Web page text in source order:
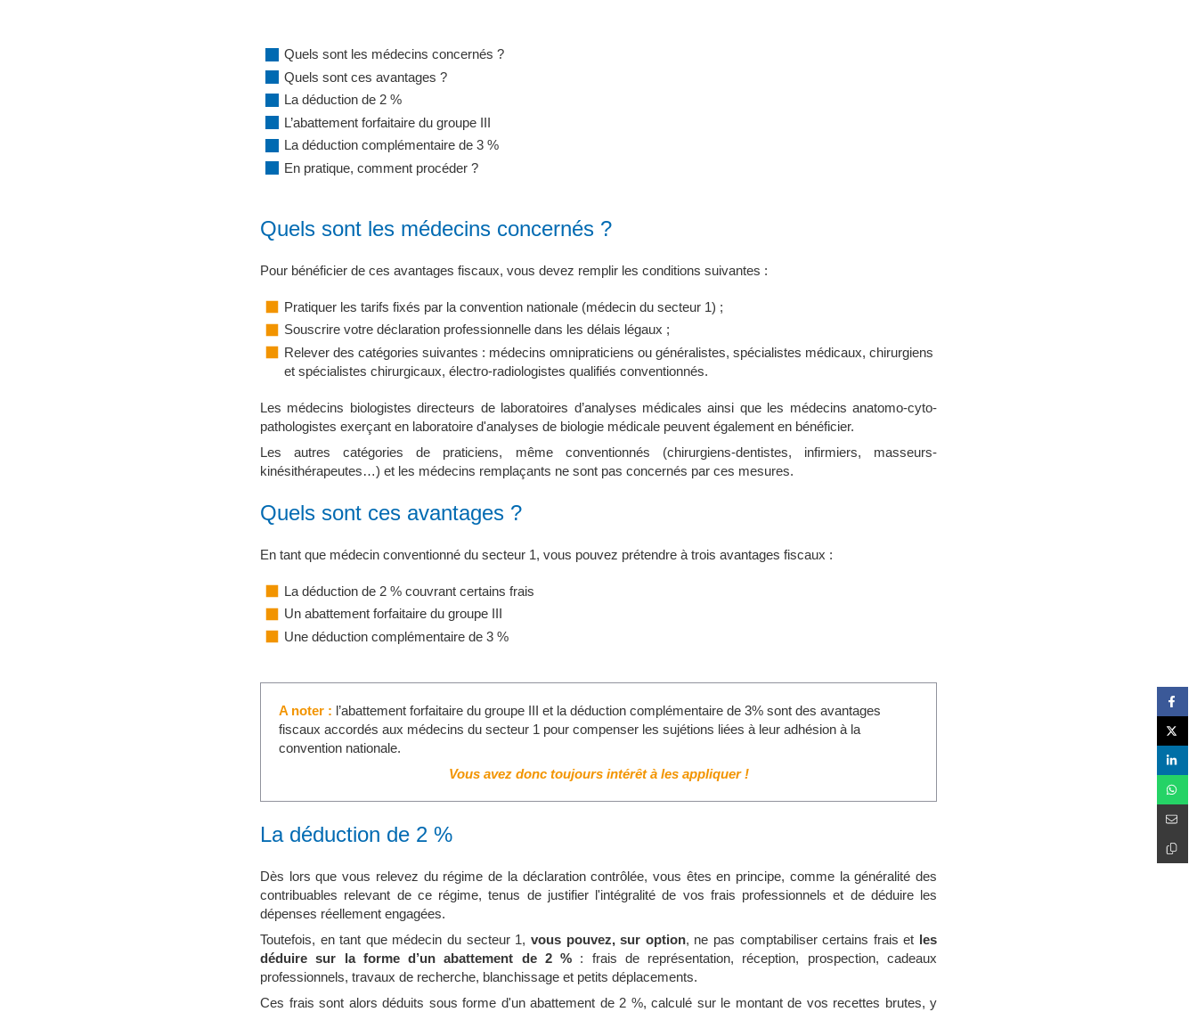
Quels sont les médecins concernés ?
Quels sont ces avantages ?
La déduction de 2 %
L’abattement forfaitaire du groupe III
La déduction complémentaire de 3 %
En pratique, comment procéder ?
Quels sont les médecins concernés ?
Pour bénéficier de ces avantages fiscaux, vous devez remplir les conditions suivantes :
Pratiquer les tarifs fixés par la convention nationale (médecin du secteur 1) ;
Souscrire votre déclaration professionnelle dans les délais légaux ;
Relever des catégories suivantes : médecins omnipraticiens ou généralistes, spécialistes médicaux, chirurgiens
et spécialistes chirurgicaux, électro-radiologistes qualifiés conventionnés.
Les médecins biologistes directeurs de laboratoires d’analyses médicales ainsi que les médecins anatomo-cyto-
pathologistes exerçant en laboratoire d'analyses de biologie médicale peuvent également en bénéficier.
Les autres catégories de praticiens, même conventionnés (chirurgiens-dentistes, infirmiers, masseurs-
kinésithérapeutes…) et les médecins remplaçants ne sont pas concernés par ces mesures.
Quels sont ces avantages ?
En tant que médecin conventionné du secteur 1, vous pouvez prétendre à trois avantages fiscaux :
La déduction de 2 % couvrant certains frais
Un abattement forfaitaire du groupe III
Une déduction complémentaire de 3 %
A noter : l’abattement forfaitaire du groupe III et la déduction complémentaire de 3% sont des avantages
fiscaux accordés aux médecins du secteur 1 pour compenser les sujétions liées à leur adhésion à la
convention nationale.
Vous avez donc toujours intérêt à les appliquer !
La déduction de 2 %
Dès lors que vous relevez du régime de la déclaration contrôlée, vous êtes en principe, comme la généralité des
contribuables relevant de ce régime, tenus de justifier l'intégralité de vos frais professionnels et de déduire les
dépenses réellement engagées.
Toutefois, en tant que médecin du secteur 1, vous pouvez, sur option, ne pas comptabiliser certains frais et les
déduire sur la forme d’un abattement de 2 % : frais de représentation, réception, prospection, cadeaux
professionnels, travaux de recherche, blanchissage et petits déplacements.
Ces frais sont alors déduits sous forme d'un abattement de 2 %, calculé sur le montant de vos recettes brutes, y